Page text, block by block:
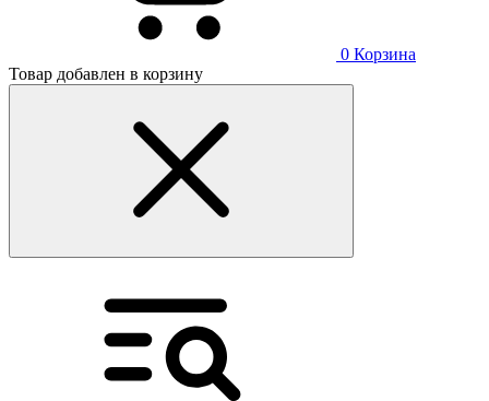
0 Корзина
Товар добавлен в корзину